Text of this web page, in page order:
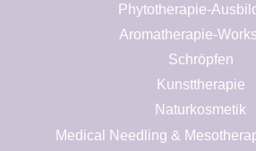
Phytotherapie-
Aromatherapie-
Schröpfen
Kunsttherapie
Naturkosmetik
Medical Needling &